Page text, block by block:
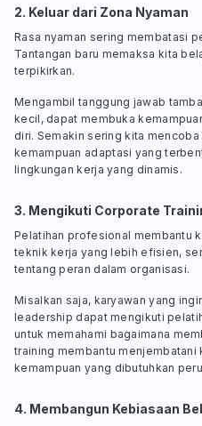
2. Keluar dari Zona Nyaman
Rasa nyaman sering membatasi
Tantangan baru memaksa kita
terpikirkan.
Mengambil tanggung jawab
kecil, dapat membuka
diri. Semakin sering kita
kemampuan adaptasi yang
lingkungan kerja yang dinamis.
3. Mengikuti Corporate
Pelatihan profesional membantu
teknik kerja yang lebih efisien,
tentang peran dalam organisasi.
Misalkan saja, karyawan yang
leadership dapat mengikuti
untuk memahami bagaimana
training membantu menjembatani
kemampuan yang dibutuhkan
4. Membangun Kebiasaan